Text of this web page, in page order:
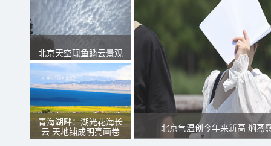
北京天空现鱼鳞云景观
青海湖畔：湖光花海长
云 天地铺成明亮画卷
北京气温创今年来新高 焖蒸